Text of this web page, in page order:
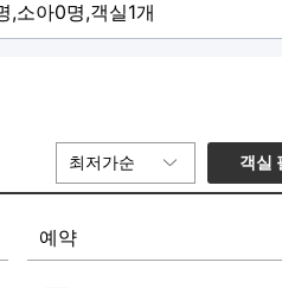
최저가순 객실
예약